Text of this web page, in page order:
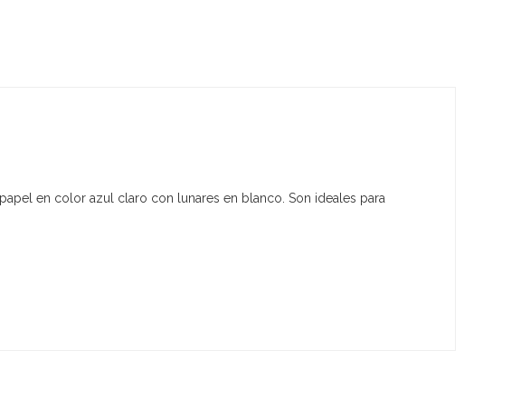
en color azul claro con lunares en blanco. Son ideales para